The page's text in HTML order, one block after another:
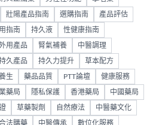
壯陽產品指南 選購指南 產品評估
指南 持久液 性健康指南
用產品 腎氣補養 中醫調理
久產品 持久力提升 草本配方
生 藥品品質 PTT論壇 健康服務
藥局 隱私保護 香港藥局 中國藥局
草藥製劑 自然療法 中醫藥文化
法購藥 中醫傳承 數位化服務